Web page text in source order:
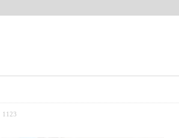
1123